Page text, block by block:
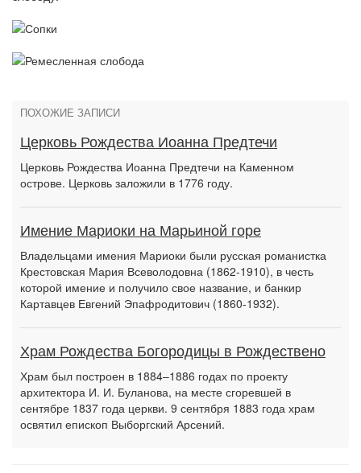
ПОХОЖИЕ ЗАПИСИ
Церковь Рождества Иоанна Предтечи
Церковь Рождества Иоанна Предтечи на Каменном
острове. Церковь заложили в 1776 году.
Имение Мариоки на Марьиной горе
Владельцами имения Мариоки были русская романистка
Крестовская Мария Всеволодовна (1862-1910), в честь
которой имение и получило свое название, и банкир
Картавцев Евгений Эпафродитович (1860-1932).
Храм Рождества Богородицы в Рождествено
Храм был построен в 1884–1886 годах по проекту
архитектора И. И. Буланова, на месте сгоревшей в
сентябре 1837 года церкви. 9 сентября 1883 года храм
освятил епископ Выборгский Арсений.